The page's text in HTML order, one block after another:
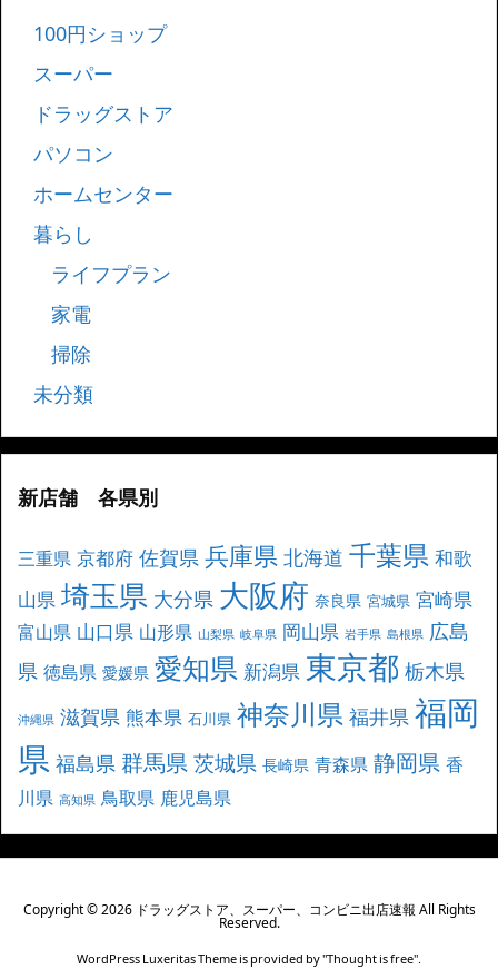
100円ショップ
スーパー
ドラッグストア
パソコン
ホームセンター
暮らし
ライフプラン
家電
掃除
未分類
新店舗 各県別
三重県 京都府 佐賀県 兵庫県 北海道 千葉県 和歌
山県 埼玉県 大分県 大阪府 奈良県 宮城県 宮崎県
富山県 山口県 山形県 山梨県 岐阜県 岡山県 岩手県 島根県 広島
県 徳島県 愛媛県 愛知県 新潟県 東京都 栃木県
沖縄県 滋賀県 熊本県 石川県 神奈川県 福井県 福岡
県 福島県 群馬県茨城県 長崎県 青森県 静岡県 香
川県 高知県 鳥取県 鹿児島県
Copyright ©2026 ドラッグストア、スーパー、コンビニ出店速報 All Rights
Reserved.
WordPress Luxeritas Theme is provided by "Thought is free".